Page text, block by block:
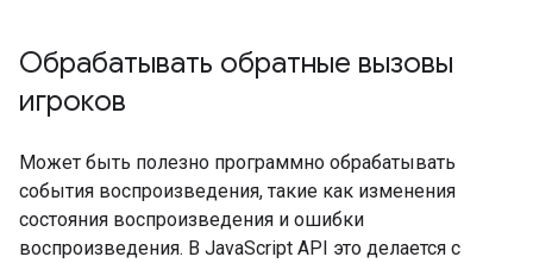
Обрабатывать обратные вызовы
игроков
Может быть полезно программно обрабатывать
события воспроизведения, такие как изменения
состояния воспроизведения и ошибки
воспроизведения. В JavaScript API это делается с